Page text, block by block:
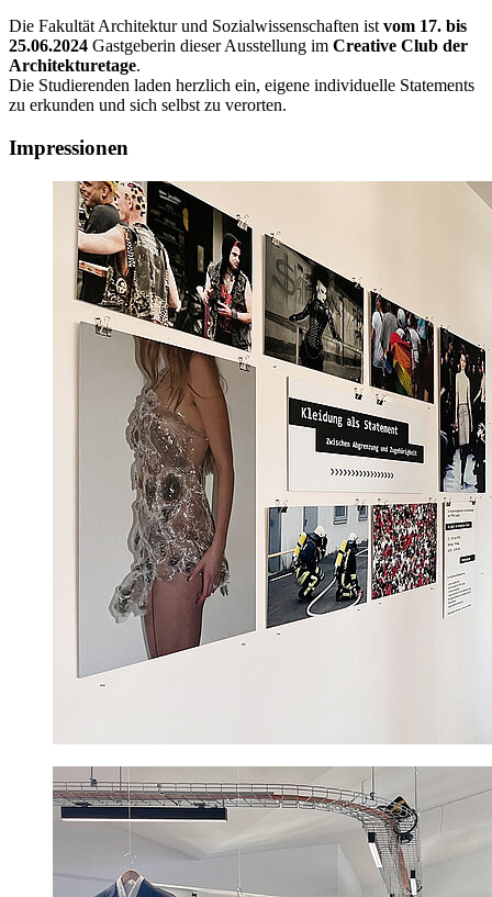
Die Fakultät Architektur und Sozialwissenschaften ist vom 17. bis
25.06.2024 Gastgeberin dieser Ausstellung im Creative Club der
Architekturetage.
Die Studierenden laden herzlich ein, eigene individuelle Statements
zu erkunden und sich selbst zu verorten.
Impressionen